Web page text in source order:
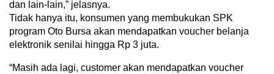
dan lain-lain,” jelasnya.
Tidak hanya itu, konsumen yang membukukan SPK
program Oto Bursa akan mendapatkan voucher belanja
elektronik senilai hingga Rp 3 juta.
“Masih ada lagi, customer akan mendapatkan voucher